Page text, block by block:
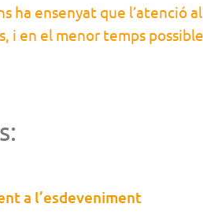
ha ensenyat que l’atenció
i en el menor temps
a l’esdeveniment